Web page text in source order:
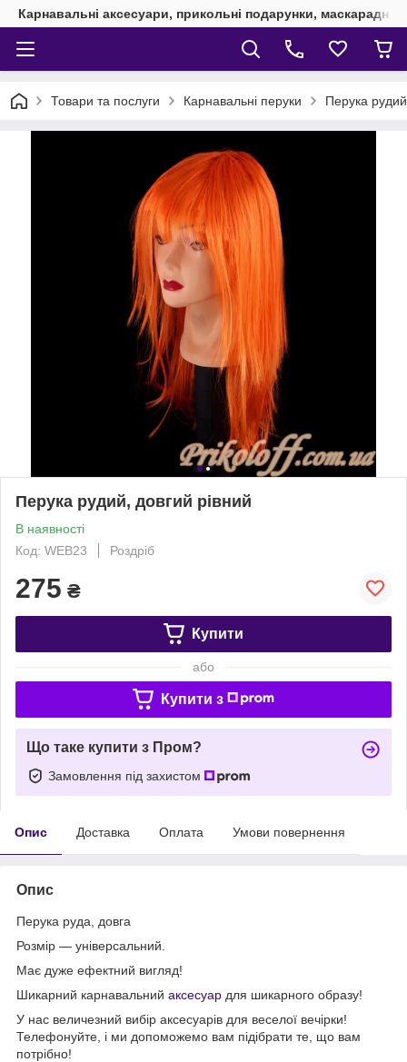
Карнавальні аксесуари, прикольні подарунки, маскарадні
Товари та послуги Карнавальні перуки Перука
Перука рудий, довгий рівний
В наявності
Код: WEB23
Роздріб
275 ₴
Купити
або
Купити з
Що таке купити з Пром?
Замовлення під захистом
Опис Доставка Оплата Умови повернення
Опис
Перука руда, довга
Розмір — універсальний.
Має дуже ефектний вигляд!
Шикарний карнавальний аксесуар для шикарного образу!
У нас величезний вибір аксесуарів для веселої вечірки!
Телефонуйте, і ми допоможемо вам підібрати те, що вам
потрібно!